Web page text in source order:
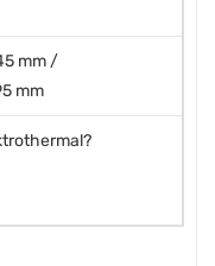
mm /
mm